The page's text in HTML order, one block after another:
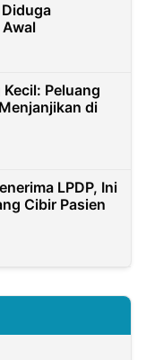
Peluang
di
LPDP, Ini
Cibir Pasien